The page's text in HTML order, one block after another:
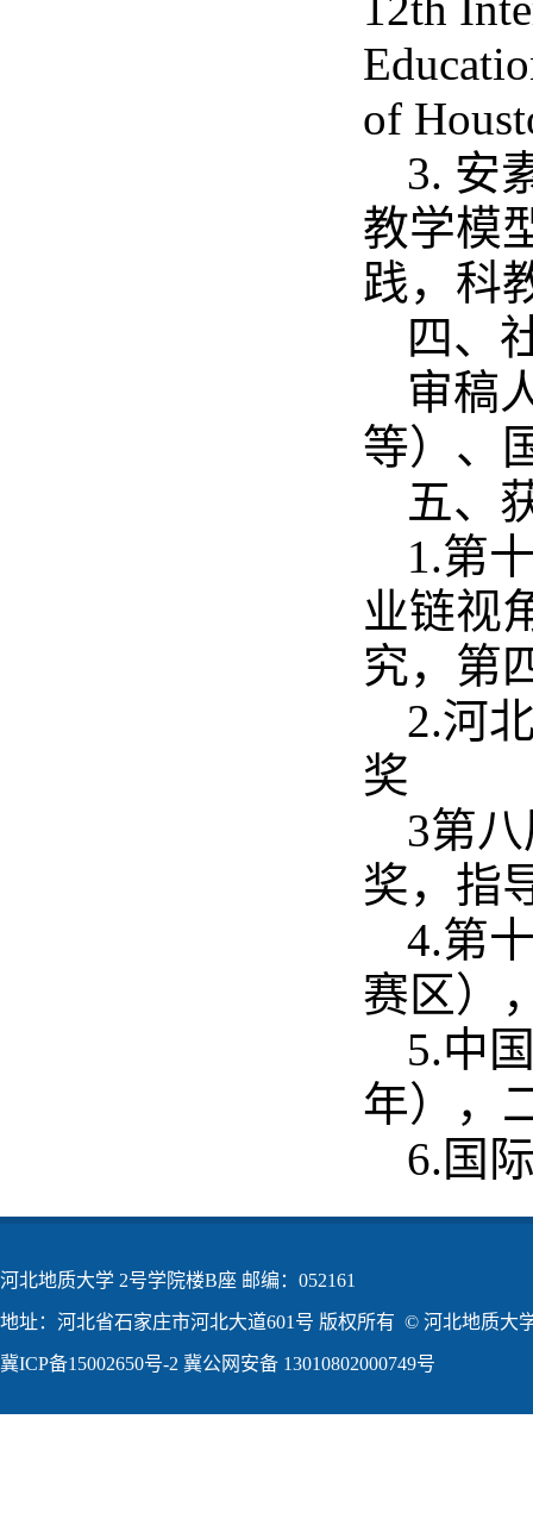
of
3. 安
教学模
践，科
四、
审稿
等）、
五、
1.第
业链视
究，第
2.河
奖
3第
奖，指
4.第
赛区）
5.中
年），
6.国
河北地质大学 2号学院楼B座 邮编：052161
地址：河北省石家庄市河北大道601号 版权所有 © 河北地质大
冀ICP备15002650号-2 冀公网安备 13010802000749号